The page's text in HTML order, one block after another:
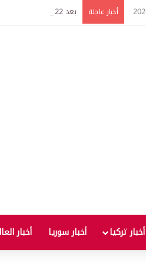
أخبار عاجلة بعد 22 شهراً.. الصين تنفذ أقوى عملية شراء للذهب منذ أكتوبر 2023
أخبار تركيا أخبار سوريا أخبار